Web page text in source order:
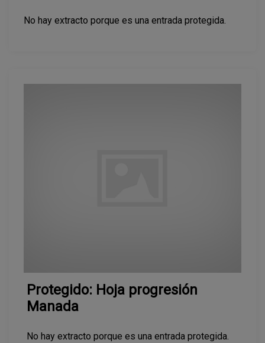
No hay extracto porque es una entrada protegida.
Protegido: Hoja progresión
Manada
No hay extracto porque es una entrada protegida.